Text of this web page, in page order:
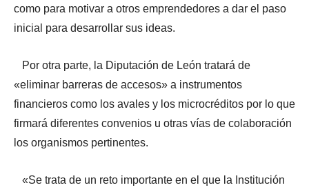
como para motivar a otros emprendedores a dar el paso
inicial para desarrollar sus ideas.
Por otra parte, la Diputación de León tratará de
«eliminar barreras de accesos» a instrumentos
financieros como los avales y los microcréditos por lo que
firmará diferentes convenios u otras vías de colaboración
los organismos pertinentes.
«Se trata de un reto importante en el que la Institución